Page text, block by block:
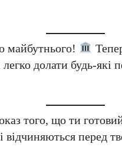
майбутнього!
долати будь-які
того, що ти
відчиняються перед